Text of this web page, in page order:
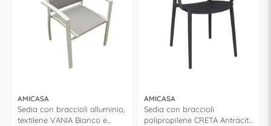
AMICASA
Sedia con braccioli alluminio,
textilene VANIA Bianco e
AMICASA
Sedia con braccioli
polipropilene CRETA Antracite